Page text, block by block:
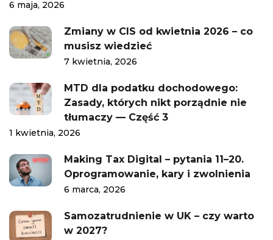
6 maja, 2026
Zmiany w CIS od kwietnia 2026 – co
musisz wiedzieć
7 kwietnia, 2026
MTD dla podatku dochodowego:
Zasady, których nikt porządnie nie
tłumaczy — Część 3
1 kwietnia, 2026
Making Tax Digital – pytania 11–20.
Oprogramowanie, kary i zwolnienia
6 marca, 2026
Samozatrudnienie w UK – czy warto
w 2027?